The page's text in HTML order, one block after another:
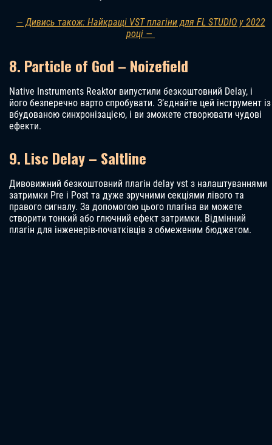
— Дивись також: Найкращі VST плагіни для FL STUDIO у 2022
році —
8. Particle of God – Noizefield
Native Instruments Reaktor випустили безкоштовний Delay, і
його безперечно варто спробувати. З’єднайте цей інструмент із
вбудованою синхронізацією, і ви зможете створювати чудові
ефекти.
9. Lisc Delay – Saltline
Дивовижний безкоштовний плагін delay vst з налаштуваннями
затримки Pre і Post та дуже зручними секціями лівого та
правого сигналу. За допомогою цього плагіна ви можете
створити тонкий або глючний ефект затримки. Відмінний
плагін для інженерів-початківців з обмеженим бюджетом.